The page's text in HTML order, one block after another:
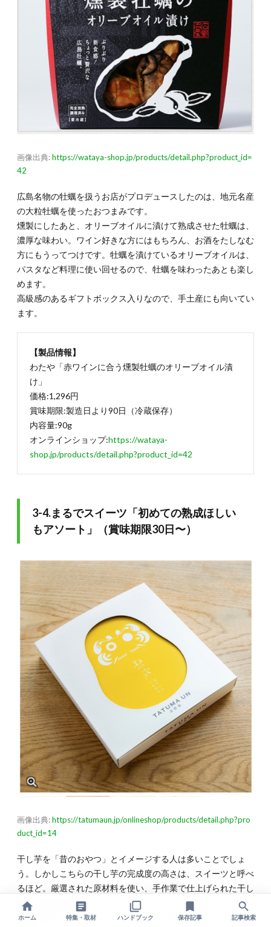
画像出典:https://wataya-shop.jp/products/detail.php?product_id=
42
広島名物の牡蠣を扱うお店がプロデュースしたのは、地元名産
の大粒牡蠣を使ったおつまみです。
燻製にしたあと、オリーブオイルに漬けて熟成させた牡蠣は、
濃厚な味わい。ワイン好きな方にはもちろん、お酒をたしなむ
方にもうってつけです。牡蠣を漬けているオリーブオイルは、
パスタなど料理に使い回せるので、牡蠣を味わったあとも楽し
めます。
高級感のあるギフトボックス入りなので、手土産にも向いてい
ます。
【製品情報】
わたや「赤ワインに合う燻製牡蠣のオリーブオイル漬
け」
価格:1,296円
賞味期限:製造日より90日（冷蔵保存）
内容量:90g
オンラインショップ:https://wataya-
shop.jp/products/detail.php?product_id=42
3-4.まるでスイーツ「初めての熟成ほしい
もアソート」（賞味期限30日〜）
画像出典:https://tatumaun.jp/onlineshop/products/detail.php?pro
duct_id=14
干し芋を「昔のおやつ」とイメージする人は多いことでしょ
う。しかしこちらの干し芋の完成度の高さは、スイーツと呼べ
るほど。厳選された原材料を使い、手作業で仕上げられた干し
芋は、噛めば噛むほど甘みが口の中に広がります。
栄養豊富なおやつとしてだけでなく、お酒のおつまみとしても
ホーム 特集・取材 ハンドブック 保存記事 記事検索